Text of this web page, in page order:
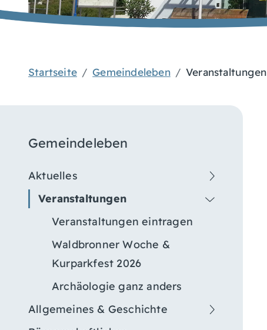
Startseite Gemeindeleben Veranstaltungen
Gemeindeleben
Aktuelles
Veranstaltungen
Veranstaltungen eintragen
Waldbronner Woche &
Kurparkfest 2026
Archäologie ganz anders
Allgemeines & Geschichte